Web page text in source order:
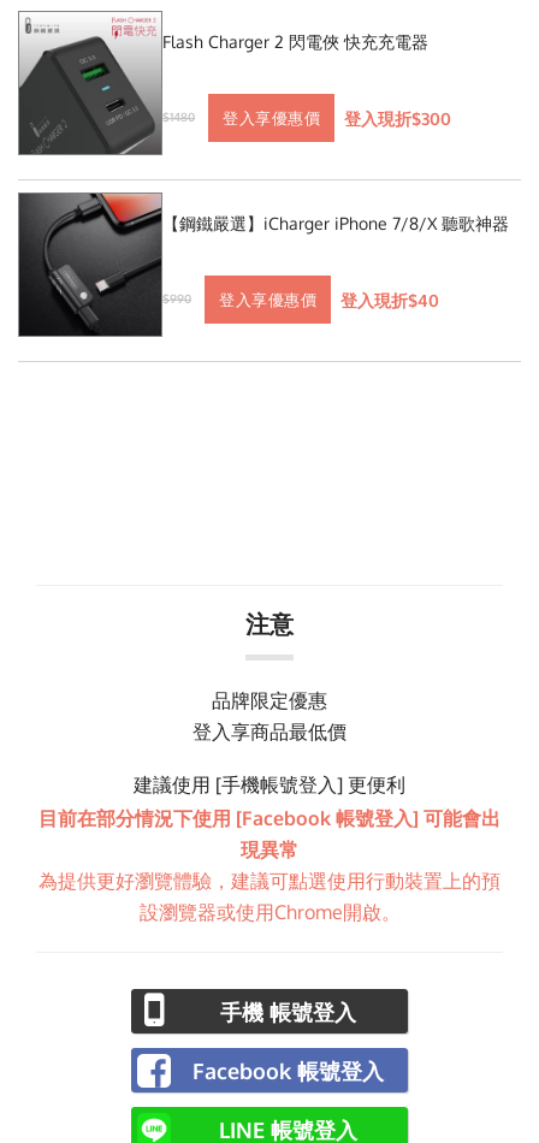
Flash Charger 2 閃電俠 快充充電器
$1480 登入享優惠價 登入現折$300
【鋼鐵嚴選】iCharger iPhone 7/8/X 聽歌神器
$990 登入享優惠價 登入現折$40
注意
品牌限定優惠
登入享商品最低價
建議使用 [手機帳號登入] 更便利
目前在部分情況下使用 [Facebook 帳號登入] 可能會出
現異常
為提供更好瀏覽體驗，建議可點選使用行動裝置上的預
設瀏覽器或使用Chrome開啟。
手機 帳號登入
Facebook 帳號登入
LINE 帳號登入